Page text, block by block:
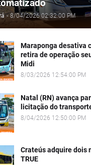
- 8/04/2026 02:32:00 PM
Maraponga desativa
retira de operação
Midi
8/03/2026 12:54:00 PM
Natal (RN) avança
licitação do
8/04/2026 12:50:00 PM
Crateús adquire dois
TRUE